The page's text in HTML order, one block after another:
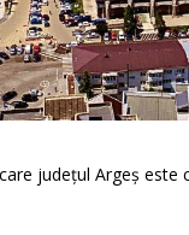
județul Argeș este